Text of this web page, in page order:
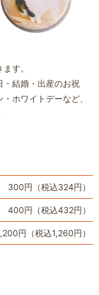
す。
・結婚・出産のお祝
ホワイトデーなど、
300円（税込324円）
400円（税込432円）
円（税込1,260円）